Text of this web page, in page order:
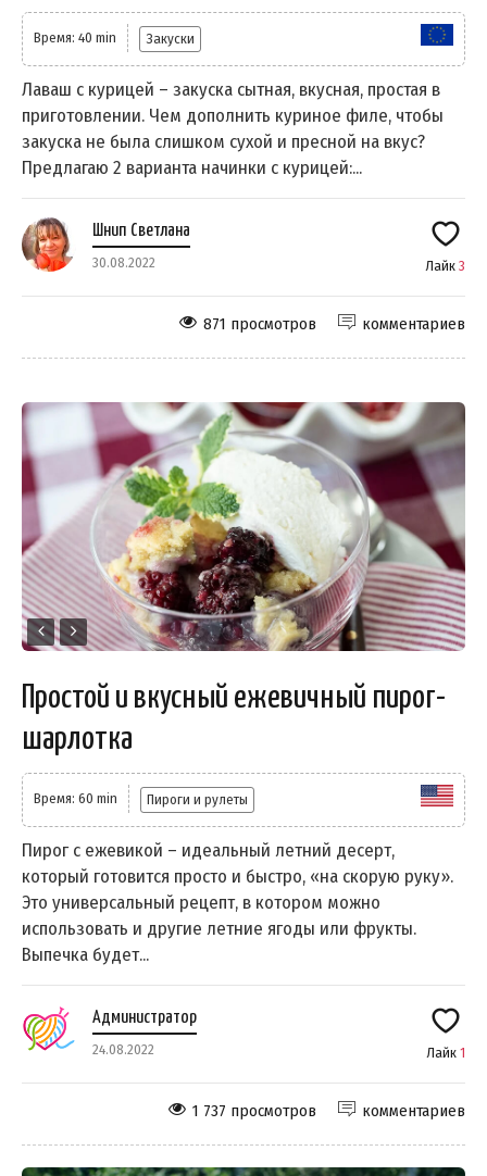
Время: 40 min Закуски
Лаваш с курицей – закуска сытная, вкусная, простая в
приготовлении. Чем дополнить куриное филе, чтобы
закуска не была слишком сухой и пресной на вкус?
Предлагаю 2 варианта начинки с курицей:...
Шнип Светлана
30.08.2022 Лайк 3
комментариев
871 просмотров
Простой и вкусный ежевичный пирог-
шарлотка
Время: 60 min Пироги и рулеты
Пирог с ежевикой – идеальный летний десерт,
который готовится просто и быстро, «на скорую руку».
Это универсальный рецепт, в котором можно
использовать и другие летние ягоды или фрукты.
Выпечка будет...
Администратор
24.08.2022 Лайк 1
комментариев
1 737 просмотров